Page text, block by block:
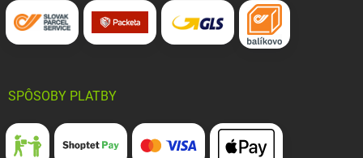
SPÔSOBY PLATBY